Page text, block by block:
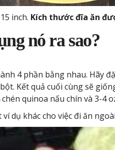
inch. Kích thước đĩa ăn
nó ra sao?
4 phần bằng nhau. Hãy
Kết quả cuối cùng sẽ
quinoa nấu chín và 3-4
dụ khác cho việc đi ăn